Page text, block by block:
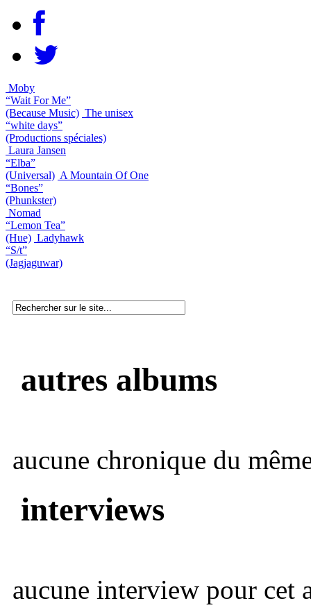
Moby
“Wait For Me”
(Because Music) The unisex
“white days”
(Productions spéciales)
Laura Jansen
“Elba”
(Universal) A Mountain Of One
“Bones”
(Phunkster)
Nomad
“Lemon Tea”
(Hue) Ladyhawk
“S/t”
(Jagjaguwar)
autres albums
aucune chronique du
interviews
aucune interview pour cet